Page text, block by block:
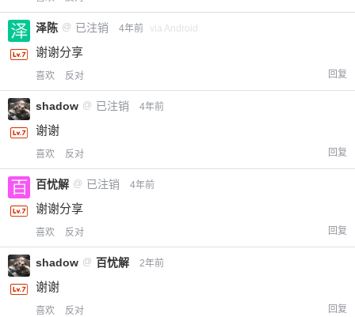
泽陈 @ 已注销 4年前 via Android
谢谢分享
喜欢 反对 回复
shadow @ 已注销 4年前
谢谢
喜欢 反对 回复
百忧解 @ 已注销 4年前
谢谢分享
喜欢 反对 回复
shadow @ 百忧解 2年前
谢谢
喜欢 反对 回复